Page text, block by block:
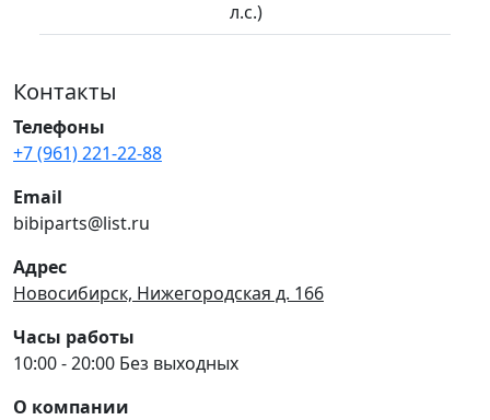
л.с.)
Контакты
Телефоны
+7 (961) 221-22-88
Email
bibiparts@list.ru
Адрес
Новосибирск, Нижегородская д. 166
Часы работы
10:00 - 20:00 Без выходных
О компании